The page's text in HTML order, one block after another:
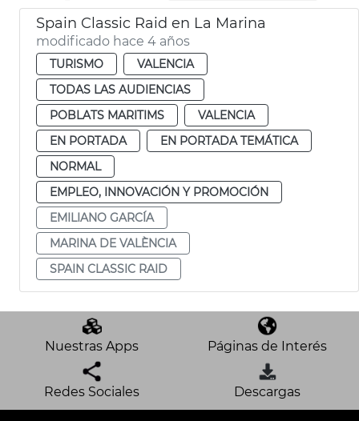
Spain Classic Raid en La Marina
modificado hace 4 años
TURISMO
VALENCIA
TODAS LAS AUDIENCIAS
POBLATS MARITIMS
VALENCIA
EN PORTADA
EN PORTADA TEMÁTICA
NORMAL
EMPLEO, INNOVACIÓN Y PROMOCIÓN
EMILIANO GARCÍA
MARINA DE VALÈNCIA
SPAIN CLASSIC RAID
Nuestras Apps Páginas de Interés
Redes Sociales Descargas